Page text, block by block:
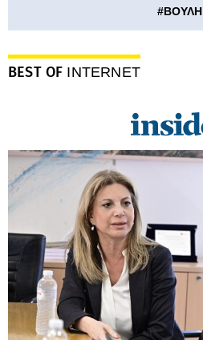
#ΒΟΥΛΗ
BEST OF INTERNET